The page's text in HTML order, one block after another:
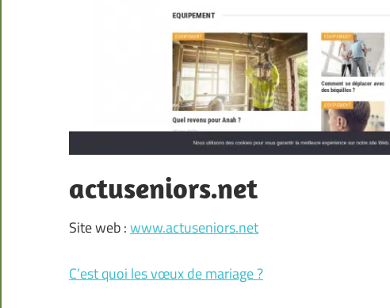
actuseniors.net
Site web :www.actuseniors.net
C’est quoi les vœux de mariage ?